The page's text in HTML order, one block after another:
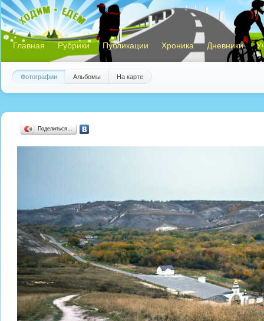
Главная Рубрики Публикации Хроника Дневники
Фотографии Альбомы На карте
Поделиться…